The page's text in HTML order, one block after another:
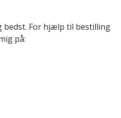
bedst. For hjælp til bestilling
på: